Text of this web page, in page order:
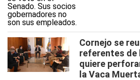
Cornejo se
referentes de
quiere
la Vaca